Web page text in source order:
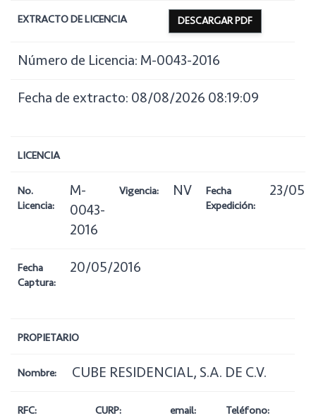
EXTRACTO DE LICENCIA DESCARGAR PDF
Número de Licencia: M-0043-2016
Fecha de extracto: 08/08/2026 08:19:09
LICENCIA
No.
Licencia:
M-
0043-
2016
Vigencia: NV
Fecha
Expedición:
23/05/
Fecha
Captura:
20/05/2016
PROPIETARIO
Nombre: CUBE RESIDENCIAL, S.A. DE C.V.
RFC: CURP: email: Teléfono: